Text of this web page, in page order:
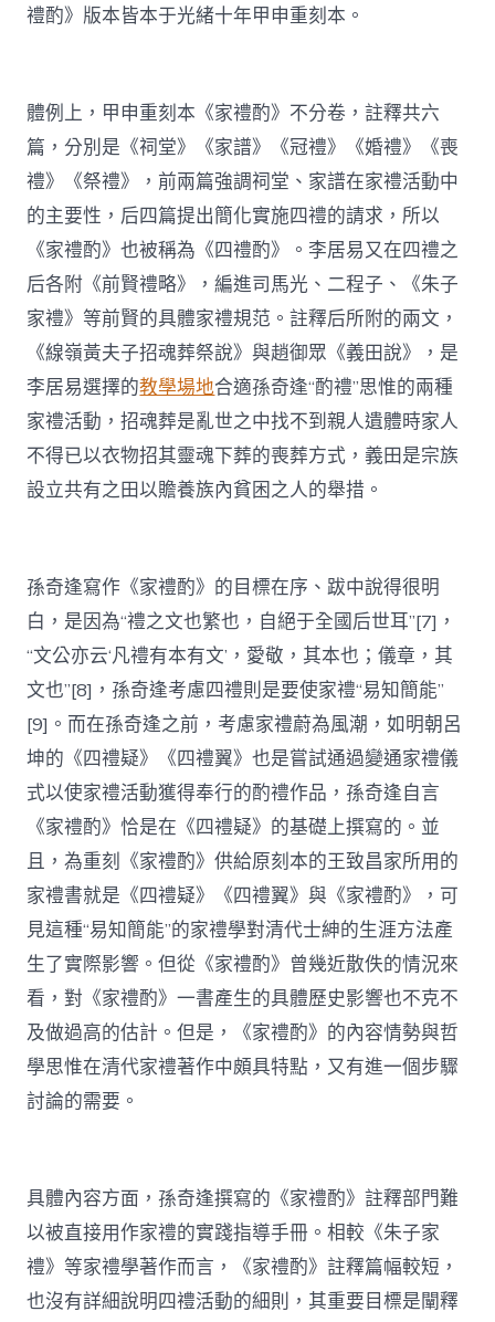
禮酌》版本皆本于光緒十年甲申重刻本。
體例上，甲申重刻本《家禮酌》不分卷，註釋共六
篇，分別是《祠堂》《家譜》《冠禮》《婚禮》《喪
禮》《祭禮》，前兩篇強調祠堂、家譜在家禮活動中
的主要性，后四篇提出簡化實施四禮的請求，所以
《家禮酌》也被稱為《四禮酌》。李居易又在四禮之
后各附《前賢禮略》，編進司馬光、二程子、《朱子
家禮》等前賢的具體家禮規范。註釋后所附的兩文，
《線嶺黃夫子招魂葬祭說》與趙御眾《義田說》，是
李居易選擇的教學場地合適孫奇逢“酌禮”思惟的兩種
家禮活動，招魂葬是亂世之中找不到親人遺體時家人
不得已以衣物招其靈魂下葬的喪葬方式，義田是宗族
設立共有之田以贍養族內貧困之人的舉措。
孫奇逢寫作《家禮酌》的目標在序、跋中說得很明
白，是因為“禮之文也繁也，自絕于全國后世耳”[7]，
“文公亦云‘凡禮有本有文’，愛敬，其本也；儀章，其
文也”[8]，孫奇逢考慮四禮則是要使家禮“易知簡能”
[9]。而在孫奇逢之前，考慮家禮蔚為風潮，如明朝呂
坤的《四禮疑》《四禮翼》也是嘗試通過變通家禮儀
式以使家禮活動獲得奉行的酌禮作品，孫奇逢自言
《家禮酌》恰是在《四禮疑》的基礎上撰寫的。並
且，為重刻《家禮酌》供給原刻本的王致昌家所用的
家禮書就是《四禮疑》《四禮翼》與《家禮酌》，可
見這種“易知簡能”的家禮學對清代士紳的生涯方法產
生了實際影響。但從《家禮酌》曾幾近散佚的情況來
看，對《家禮酌》一書產生的具體歷史影響也不克不
及做過高的估計。但是，《家禮酌》的內容情勢與哲
學思惟在清代家禮著作中頗具特點，又有進一個步驟
討論的需要。
具體內容方面，孫奇逢撰寫的《家禮酌》註釋部門難
以被直接用作家禮的實踐指導手冊。相較《朱子家
禮》等家禮學著作而言，《家禮酌》註釋篇幅較短，
也沒有詳細說明四禮活動的細則，其重要目標是闡釋